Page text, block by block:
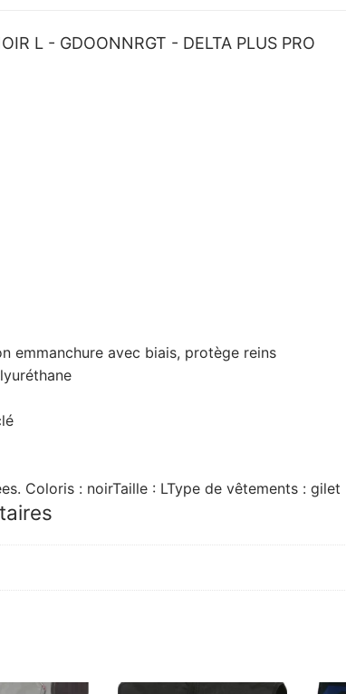
L - GDOONNRGT - DELTA PLUS PRO
emmanchure avec biais, protège reins
Coloris : noirTaille : LType de vêtements : gilet